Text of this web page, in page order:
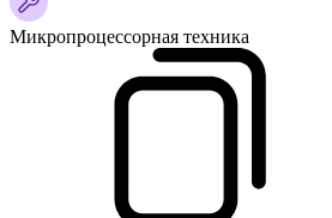
Микропроцессорная техника